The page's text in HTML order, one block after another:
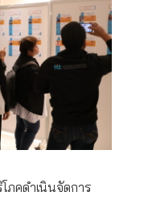
คดำเนินจัดการ